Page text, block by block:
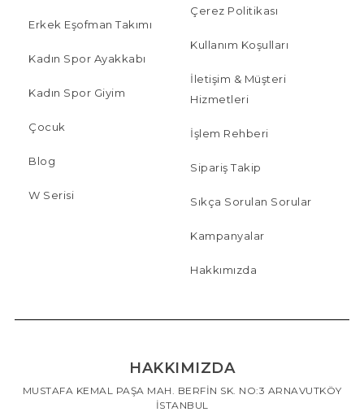
Erkek Eşofman Takımı
Kadın Spor Ayakkabı
Kadın Spor Giyim
Çocuk
Blog
W Serisi
Çerez Politikası
Kullanım Koşulları
İletişim & Müşteri
Hizmetleri
İşlem Rehberi
Sipariş Takip
Sıkça Sorulan Sorular
Kampanyalar
Hakkımızda
HAKKIMIZDA
MUSTAFA KEMAL PAŞA MAH. BERFİN SK. NO:3 ARNAVUTKÖY
İSTANBUL